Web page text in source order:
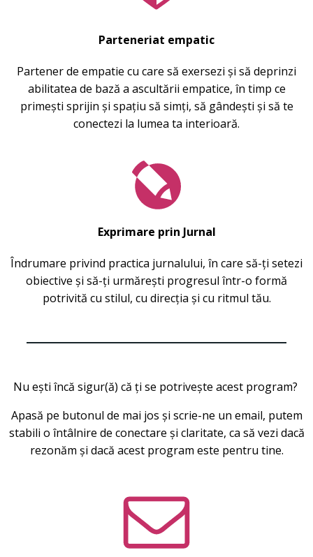
Parteneriat empatic
Partener de empatie cu care să exersezi și să deprinzi
abilitatea de bază a ascultării empatice, în timp ce
primești sprijin și spațiu să simți, să gândești și să te
conectezi la lumea ta interioară.
Exprimare prin Jurnal
Îndrumare privind practica jurnalului, în care să-ți setezi
obiective și să-ți urmărești progresul într-o formă
potrivită cu stilul, cu direcția și cu ritmul tău.
Nu ești încă sigur(ă) că ți se potrivește acest program?
Apasă pe butonul de mai jos și scrie-ne un email, putem
stabili o întâlnire de conectare și claritate, ca să vezi dacă
rezonăm și dacă acest program este pentru tine.